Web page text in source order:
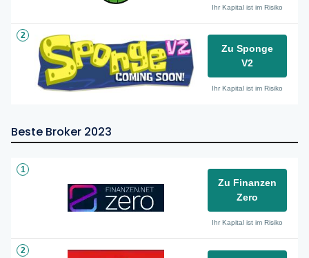
Ihr Kapital ist im Risiko
2
Zu Sponge
V2
Ihr Kapital ist im Risiko
Beste Broker 2023
1
Zu Finanzen
Zero
Ihr Kapital ist im Risiko
2